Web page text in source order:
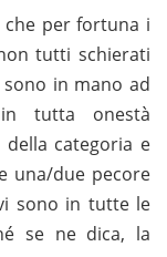
che per fortuna i
tutti schierati
in mano ad
tutta onestà
categoria e
una/due pecore
sono in tutte le
se ne dica, la